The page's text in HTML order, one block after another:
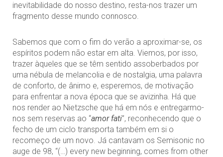
inevitabilidade do nosso destino, resta-nos trazer um
fragmento desse mundo connosco.
Sabemos que com o fim do verão a aproximar-se, os
espíritos podem não estar em alta. Viemos, por isso,
trazer àqueles que se têm sentido assoberbados por
uma nébula de melancolia e de nostalgia, uma palavra
de conforto, de ânimo e, esperemos, de motivação
para enfrentar a nova época que se avizinha. Há que
nos render ao Nietzsche que há em nós e entregarmo-
nos sem reservas ao “amor fati”, reconhecendo que o
fecho de um ciclo transporta também em si o
recomeço de um novo. Já cantavam os Semisonic no
auge de 98, “(…) every new beginning, comes from other